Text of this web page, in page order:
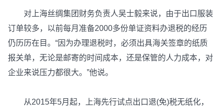
对上海丝绸集团财务负责人吴士毅来说，由于出口服装
订单较多，以前每月准备2000多份单证资料办退税的经历
仍历历在目。“因为办理退税时，必须出具海关签章的纸质
报关单，无论是邮寄的时间成本，还是保管的人力成本，对
企业来说压力都很大。”他说。
从2015年5月起，上海先行试点出口退(免)税无纸化，